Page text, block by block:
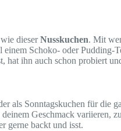
dieserNusskuchen. Mit
einem Schoko- oder
hat ihn auch schon probiert
als Sonntagskuchen für die
Geschmack variieren,
gerne backt und isst.